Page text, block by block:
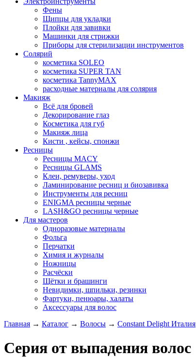
Фены
Щипцы для укладки
Плойки для завивки
Машинки для стрижки
Приборы для стерилизации инструментов
Солярий
косметика SOLEO
косметика SUPER TAN
косметика TannyMAX
расходные материалы для солярия
Макияж
Всё для бровей
Декорирование глаз
Косметика для губ
Макияж лица
Кисти , кейсы, спонжи
Ресницы
Ресницы MACY
Ресницы GLAMS
Клеи, ремуверы, уход
Ламинирование ресниц и биозавивка
Инструменты для ресниц
ENIGMA ресницы черные
LASH&GO ресницы черные
Для мастеров
Одноразовые материалы
Фольга
Перчатки
Химия и журналы
Ножницы
Расчёски
Щётки и брашинги
Невидимки, шпильки, резинки
Фартуки, пенюары, халаты
Аксессуары для волос
Главная → Каталог → Волосы → Constant Delight Италия
Серия от выпадения волос